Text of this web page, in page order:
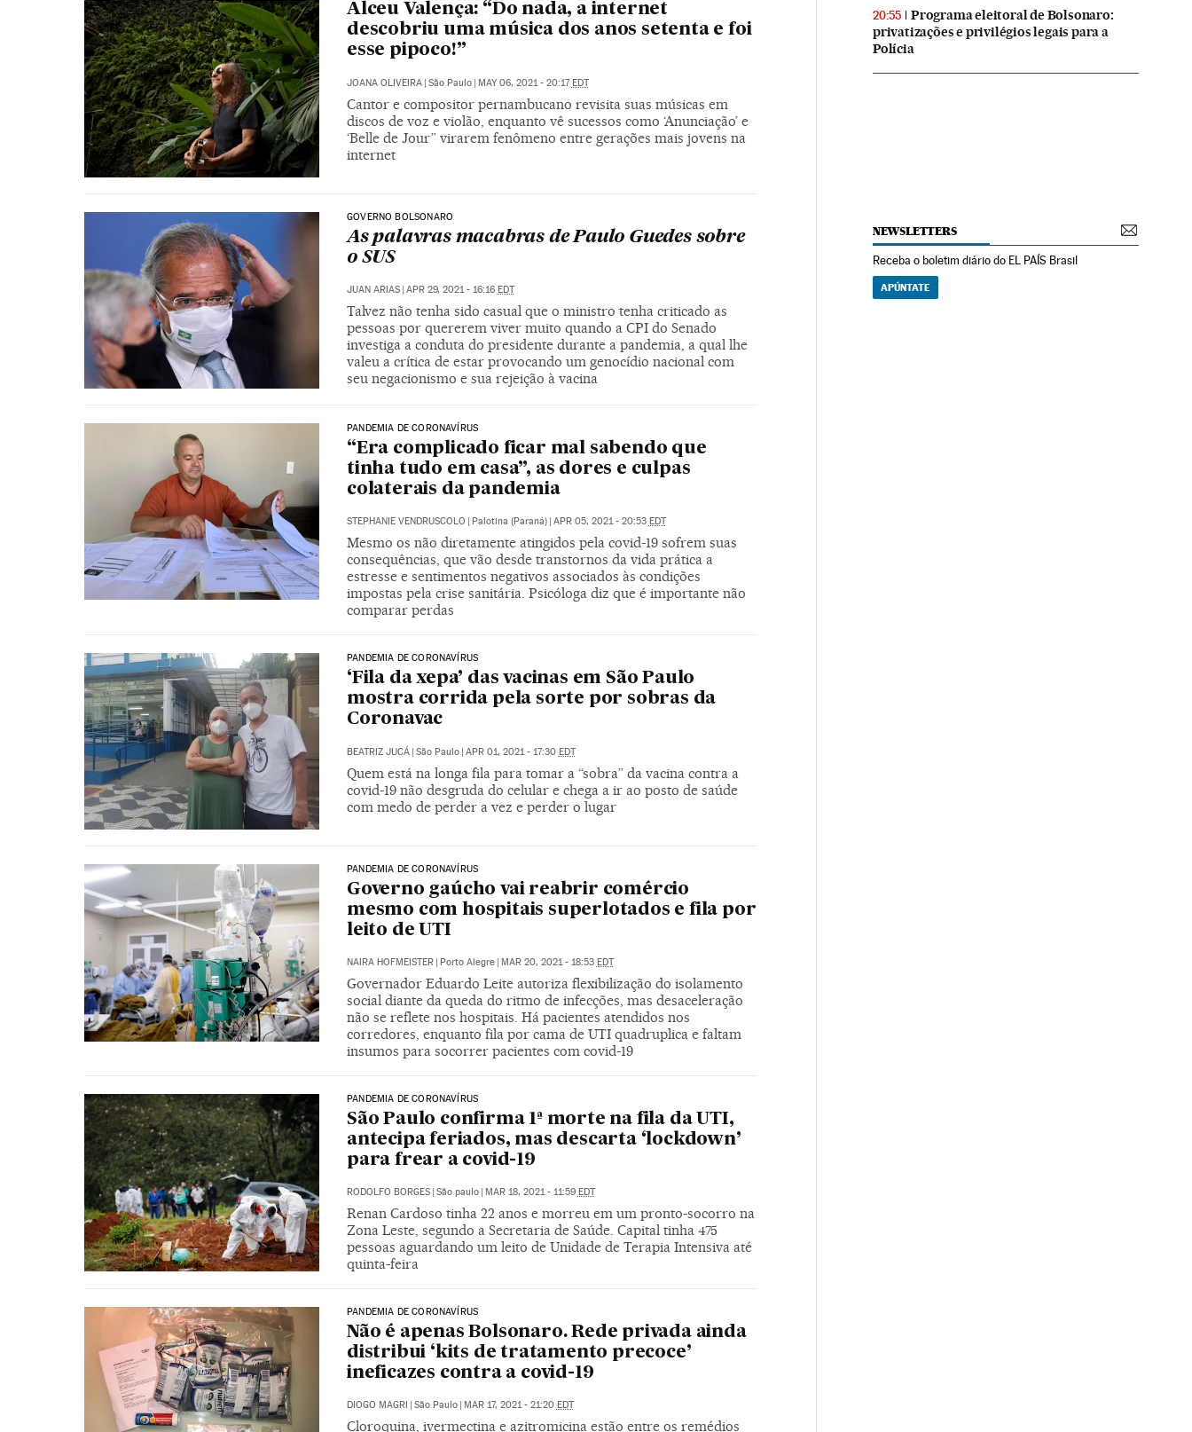
Alceu Valença: “Do nada, a internet
descobriu uma música dos anos setenta e foi
esse pipoco!”
JOANA OLIVEIRA | São Paulo | MAY 06, 2021 - 20:17EDT
Cantor e compositor pernambucano revisita suas músicas em
discos de voz e violão, enquanto vê sucessos como ‘Anunciação’ e
‘Belle de Jour” virarem fenômeno entre gerações mais jovens na
internet
GOVERNO BOLSONARO
As palavras macabras de Paulo Guedes sobre
o SUS
JUAN ARIAS | APR 29, 2021 - 16:16 EDT
Talvez não tenha sido casual que o ministro tenha criticado as
pessoas por quererem viver muito quando a CPI do Senado
investiga a conduta do presidente durante a pandemia, a qual lhe
valeu a crítica de estar provocando um genocídio nacional com
seu negacionismo e sua rejeição à vacina
PANDEMIA DE CORONAVÍRUS
“Era complicado ficar mal sabendo que
tinha tudo em casa”, as dores e culpas
colaterais da pandemia
STEPHANIE VENDRUSCOLO | Palotina (Paraná) | APR 05, 2021 - 20:53 EDT
Mesmo os não diretamente atingidos pela covid-19 sofrem suas
consequências, que vão desde transtornos da vida prática a
estresse e sentimentos negativos associados às condições
impostas pela crise sanitária. Psicóloga diz que é importante não
comparar perdas
PANDEMIA DE CORONAVÍRUS
‘Fila da xepa’ das vacinas em São Paulo
mostra corrida pela sorte por sobras da
Coronavac
BEATRIZ JUCÁ | São Paulo | APR 01, 2021 - 17:30 EDT
Quem está na longa fila para tomar a “sobra” da vacina contra a
covid-19 não desgruda do celular e chega a ir ao posto de saúde
com medo de perder a vez e perder o lugar
PANDEMIA DE CORONAVÍRUS
Governo gaúcho vai reabrir comércio
mesmo com hospitais superlotados e fila por
leito de UTI
NAIRA HOFMEISTER Porto Alegre MAR 20, 2021 - 18:53 EDT
Governador Eduardo Leite autoriza flexibilização do isolamento
social diante da queda do ritmo de infecções, mas desaceleração
não se reflete nos hospitais. Há pacientes atendidos nos
corredores, enquanto fila por cama de UTI quadruplica e faltam
insumos para socorrer pacientes com covid-19
PANDEMIA DE CORONAVÍRUS
São Paulo confirma 1ª morte na fila da UTI,
antecipa feriados, mas descarta ‘lockdown’
para frear a covid-19
RODOLFO BORGES São paulo MAR 18, 2021 - 11:59 EDT
Renan Cardoso tinha 22 anos e morreu em um pronto-socorro na
Zona Leste, segundo a Secretaria de Saúde. Capital tinha 475
pessoas aguardando um leito de Unidade de Terapia Intensiva até
quinta-feira
PANDEMIA DE CORONAVÍRUS
Não é apenas Bolsonaro. Rede privada ainda
distribui ‘kits de tratamento precoce’
ineficazes contra a covid-19
DIOGO MAGRI São Paulo MAR 17, 2021 - 21:20 EDT
Cloroquina, ivermectina e azitromicina estão entre os remédios
20:55
Programa eleitoral de Bolsonaro:
privatizações e privilégios legais para a
Polícia
NEWSLETTERS
Receba o boletim diário do EL PAÍS Brasil
APÚNTATE